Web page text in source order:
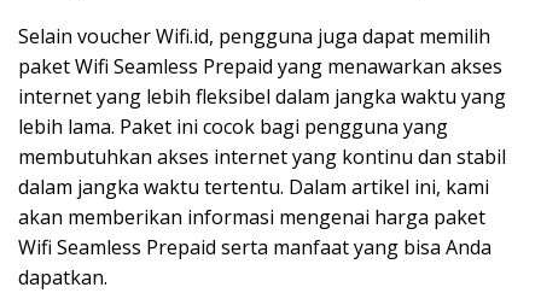
Selain voucher Wifi.id, pengguna juga dapat memilih
paket Wifi Seamless Prepaid yang menawarkan akses
internet yang lebih fleksibel dalam jangka waktu yang
lebih lama. Paket ini cocok bagi pengguna yang
membutuhkan akses internet yang kontinu dan stabil
dalam jangka waktu tertentu. Dalam artikel ini, kami
akan memberikan informasi mengenai harga paket
Wifi Seamless Prepaid serta manfaat yang bisa Anda
dapatkan.